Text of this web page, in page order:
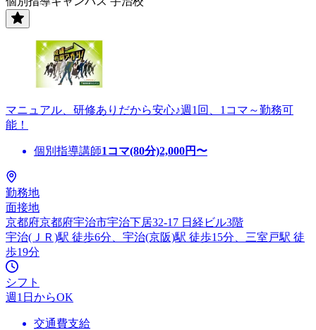
マニュアル、研修ありだから安心♪週1回、1コマ～勤務可
能！
個別指導講師1コマ(80分)2,000円〜
勤務地
面接地
京都府京都府宇治市宇治下居32-17 日経ビル3階
宇治(ＪＲ)駅 徒歩6分、宇治(京阪)駅 徒歩15分、三室戸駅 徒
歩19分
シフト
週1日からOK
交通費支給